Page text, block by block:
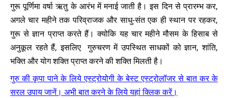
गुरू पूर्णिमा वर्षा ऋतु के आरंभ में मनाई जाती है। इस दिन से प्रारम्भ कर,
अगले चार महीने तक परिव्राजक और साधु-संत एक ही स्थान पर रहकर,
गुरू से ज्ञान प्राप्त करते हैं। क्योकि यह चार महीने मौसम के हिसाब से
अनुकूल रहते हैं, इसलिए गुरुचरण में उपस्थित साधकों को ज्ञान, शांति,
भक्ति और योग शक्ति प्राप्त करने की शक्ति मिलती है।
गुरु की कृपा पाने के लिये एस्ट्रोयोगी के बेस्ट एस्ट्रोलॉजर से बात कर के
सरल उपाय जानें। अभी बात करने के लिये यहां क्लिक करें।